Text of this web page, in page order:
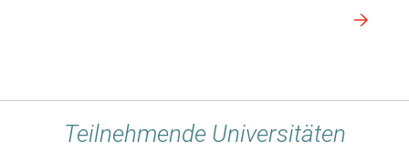
Teilnehmende Universitäten